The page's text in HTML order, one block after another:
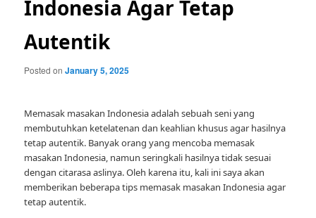
Indonesia Agar Tetap
Autentik
Posted onJanuary 5, 2025
Memasak masakan Indonesia adalah sebuah seni yang
membutuhkan ketelatenan dan keahlian khusus agar hasilnya
tetap autentik. Banyak orang yang mencoba memasak
masakan Indonesia, namun seringkali hasilnya tidak sesuai
dengan citarasa aslinya. Oleh karena itu, kali ini saya akan
memberikan beberapa tips memasak masakan Indonesia agar
tetap autentik.